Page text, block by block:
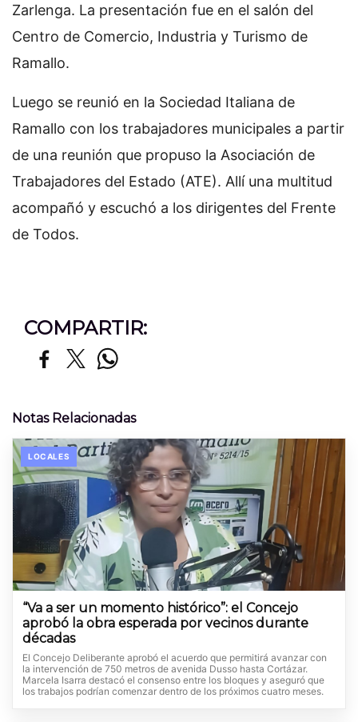
Zarlenga. La presentación fue en el salón del
Centro de Comercio, Industria y Turismo de
Ramallo.
Luego se reunió en la Sociedad Italiana de
Ramallo con los trabajadores municipales a partir
de una reunión que propuso la Asociación de
Trabajadores del Estado (ATE). Allí una multitud
acompañó y escuchó a los dirigentes del Frente
de Todos.
COMPARTIR:
Notas Relacionadas
LOCALES
“Va a ser un momento histórico”: el Concejo
aprobó la obra esperada por vecinos durante
décadas
El Concejo Deliberante aprobó el acuerdo que permitirá avanzar con
la intervención de 750 metros de avenida Dusso hasta Cortázar.
Marcela Isarra destacó el consenso entre los bloques y aseguró que
los trabajos podrían comenzar dentro de los próximos cuatro meses.